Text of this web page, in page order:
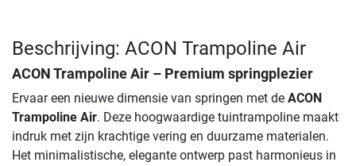
Beschrijving: ACON Trampoline Air
ACON Trampoline Air – Premium springplezier
Ervaar een nieuwe dimensie van springen met de ACON
Trampoline Air. Deze hoogwaardige tuintrampoline maakt
indruk met zijn krachtige vering en duurzame materialen.
Het minimalistische, elegante ontwerp past harmonieus in